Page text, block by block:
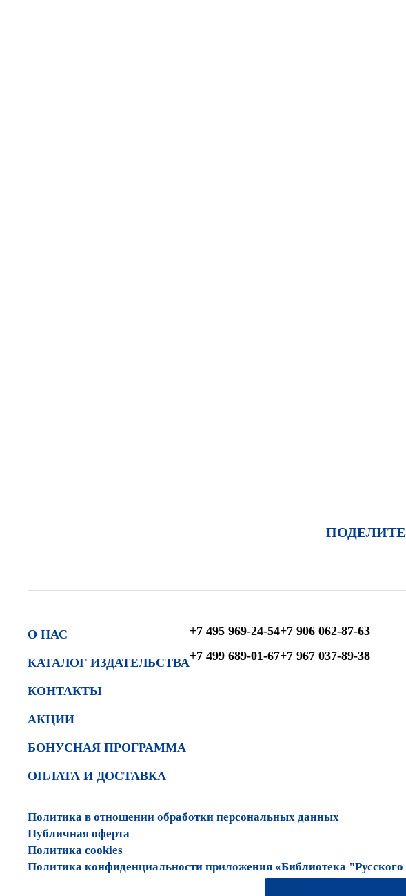
О НАС
КАТАЛОГ ИЗДАТЕЛЬСТВА
КОНТАКТЫ
АКЦИИ
БОНУСНАЯ ПРОГРАММА
ОПЛАТА И ДОСТАВКА
+7 495 969-24-54
+7 499 689-01-67
+7 906 062-87-63
+7 967 037-89-38
Политика в отношении обработки персональных данных
Публичная оферта
Политика cookies
Политика конфиденциальности приложения «Библиотека "Русского